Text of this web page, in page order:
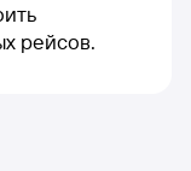
рейсов.